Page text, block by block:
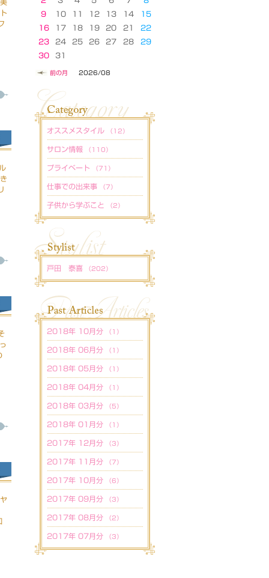
前の月 2026/08
9
10 11 12 13 14
15
16
17 18 19 20 21
22
23
24 25 26 27 28
29
30
31
オススメスタイル （12）
サロン情報 （110）
プライベート （71）
仕事での出来事 （7）
子供から学ぶこと （2）
戸田 泰喜 （202）
2018年 10月分 （1）
2018年 06月分 （1）
2018年 05月分 （1）
2018年 04月分 （1）
2018年 03月分 （5）
2018年 01月分 （1）
2017年 12月分 （3）
2017年 11月分 （7）
2017年 10月分 （6）
2017年 09月分 （3）
2017年 08月分 （2）
2017年 07月分 （3）